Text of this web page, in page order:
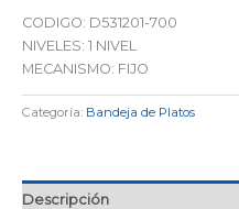
CODIGO: D531201-700
NIVELES: 1 NIVEL
MECANISMO: FIJO
Categoría: Bandeja de Platos
Descripción